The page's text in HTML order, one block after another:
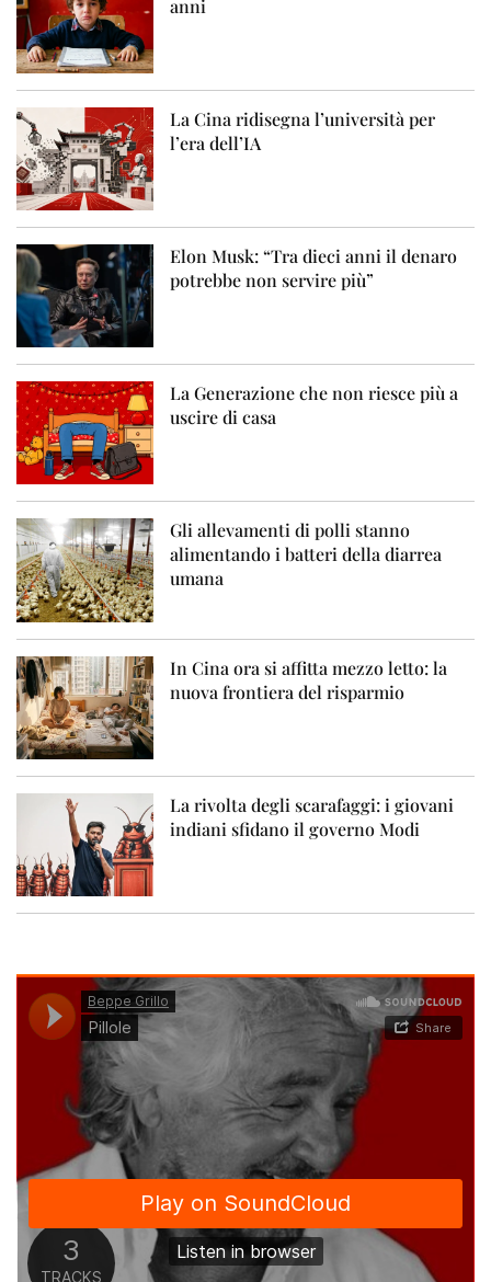
anni
La Cina ridisegna l’università per
l’era dell’IA
Elon Musk: “Tra dieci anni il denaro
potrebbe non servire più”
La Generazione che non riesce più a
uscire di casa
Gli allevamenti di polli stanno
alimentando i batteri della diarrea
umana
In Cina ora si affitta mezzo letto: la
nuova frontiera del risparmio
La rivolta degli scarafaggi: i giovani
indiani sfidano il governo Modi